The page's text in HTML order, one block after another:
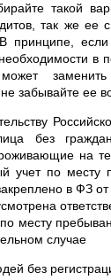
такой
так же ее
принципе,
в
забывайте ее
без
на
учет по месту
в ФЗ
месту
случае
без